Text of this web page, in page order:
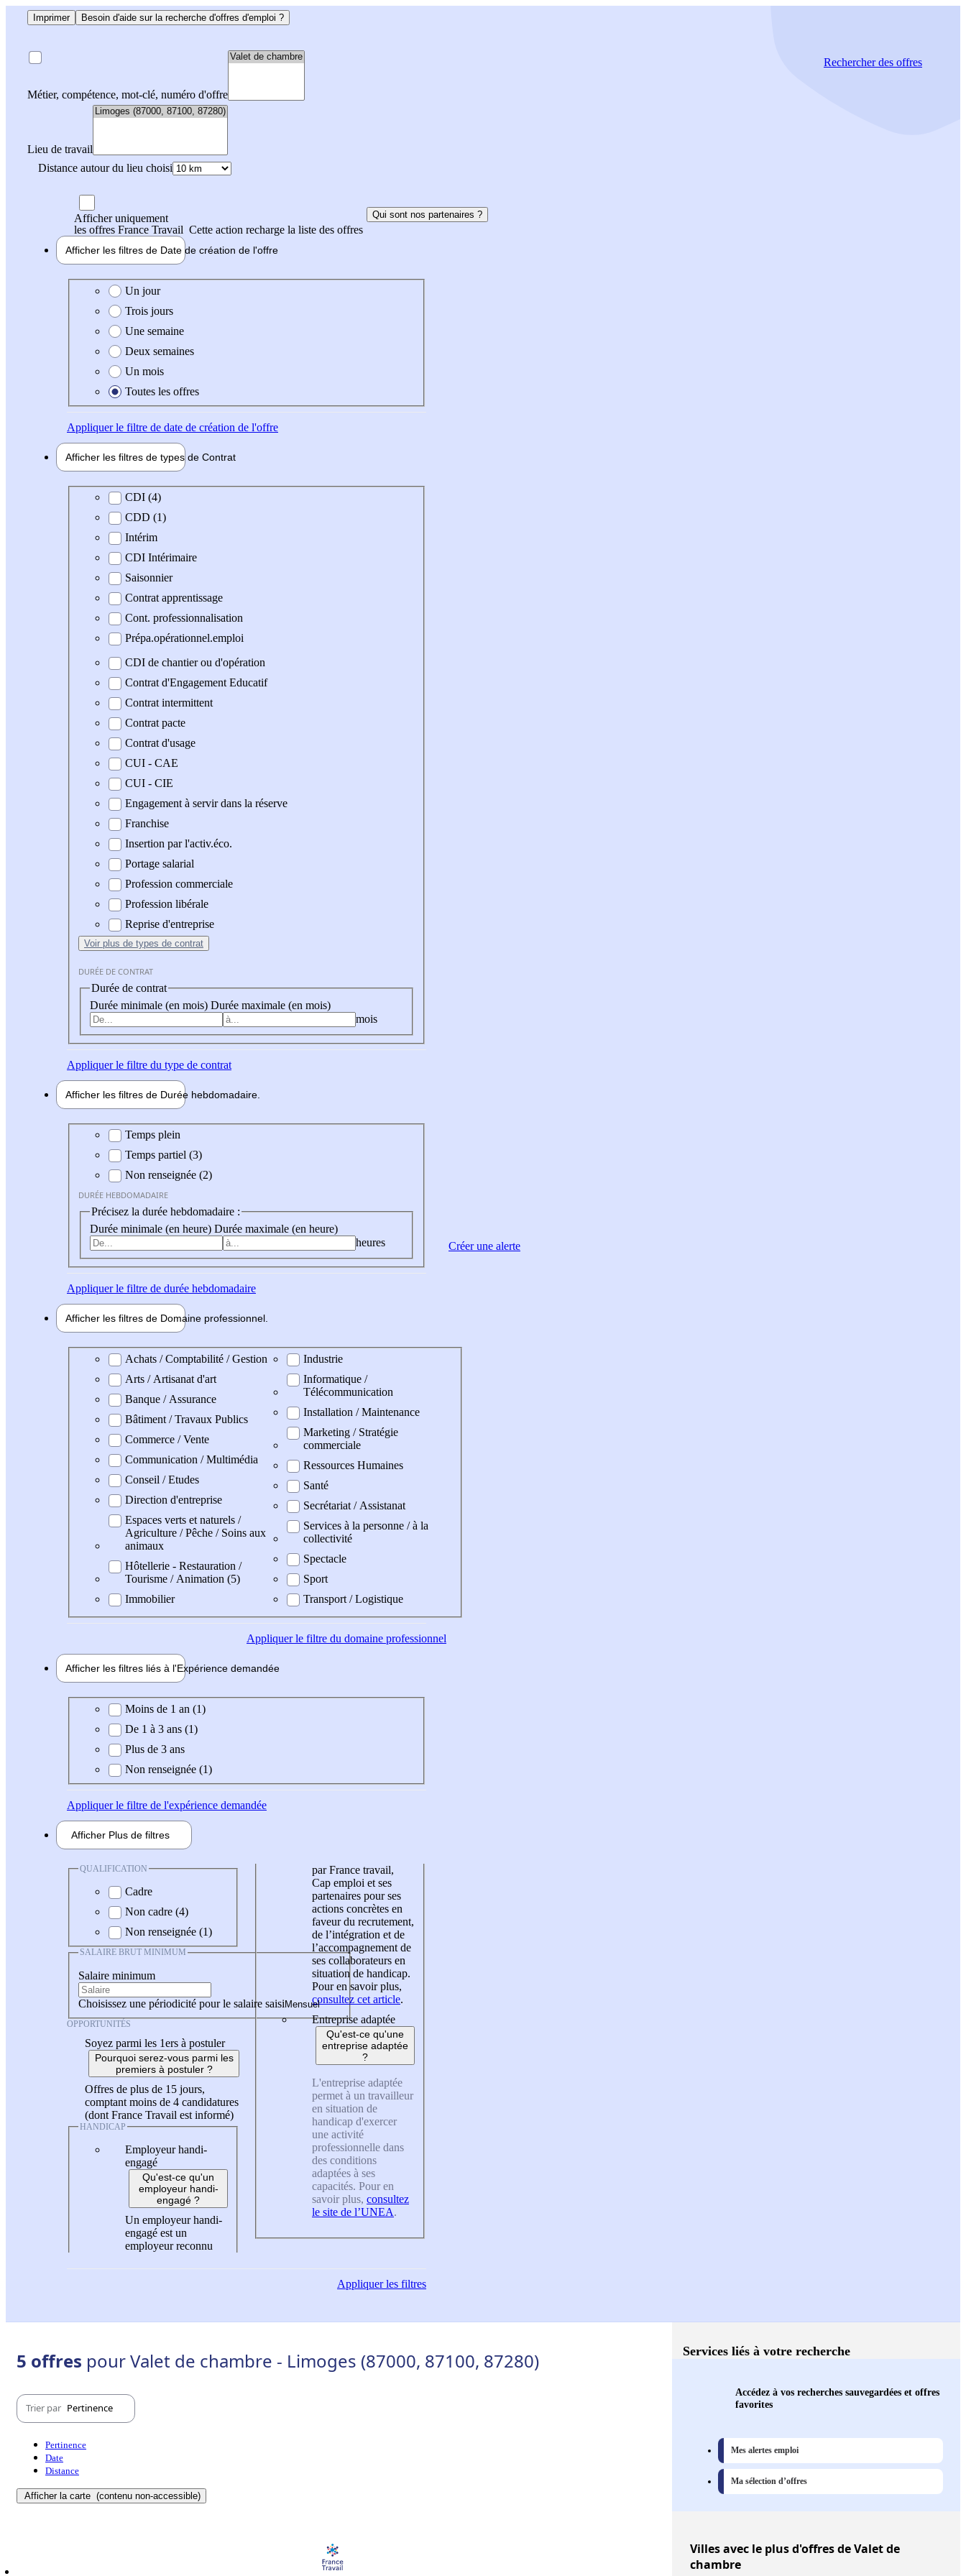
Imprimer Besoin d'aide sur la recherche d'offres d'emploi ?
Métier, compétence, mot-clé, numéro d'offre
Lieu de travail
Distance autour du lieu choisi
Rechercherdes offres
Afficher uniquement
les offres France Travail Cette action recharge la liste des offres
Qui sont nos partenaires ?
Afficher les filtres de Date de création de l'offre
Date de création de l'offre
Un jour
Trois jours
Une semaine
Deux semaines
Un mois
Toutes les offres
Appliquerle filtre de date de création de l'offre
Afficher les filtres de types de Contrat
Type de contrat
CDI (4)
CDD (1)
Intérim
CDI Intérimaire
Saisonnier
Contrat apprentissage
Cont. professionnalisation
Prépa.opérationnel.emploi
CDI de chantier ou d'opération
Contrat d'Engagement Educatif
Contrat intermittent
Contrat pacte
Contrat d'usage
CUI - CAE
CUI - CIE
Engagement à servir dans la réserve
Franchise
Insertion par l'activ.éco.
Portage salarial
Profession commerciale
Profession libérale
Reprise d'entreprise
Voir plus de types de contrat
DURÉE DE CONTRAT
Durée de contrat
Durée minimale (en mois) Durée maximale (en mois)
mois
Appliquerle filtre du type de contrat
Afficher les filtres de Durée hebdomadaire
Durée hebdomadaire
Temps plein
Temps partiel (3)
Non renseignée (2)
DURÉE HEBDOMADAIRE
Précisez la durée hebdomadaire :
Durée minimale (en heure) Durée maximale (en heure)
heures
Appliquerle filtre de durée hebdomadaire
Afficher les filtres de Domaine professionnel
Domaine professionel
Achats / Comptabilité / Gestion
Arts / Artisanat d'art
Banque / Assurance
Bâtiment / Travaux Publics
Commerce / Vente
Communication / Multimédia
Conseil / Etudes
Direction d'entreprise
Espaces verts et naturels /
Agriculture / Pêche / Soins aux
animaux
Hôtellerie - Restauration /
Tourisme / Animation (5)
Immobilier
Industrie
Informatique /
Télécommunication
Installation / Maintenance
Marketing / Stratégie
commerciale
Ressources Humaines
Santé
Secrétariat / Assistanat
Services à la personne / à la
collectivité
Spectacle
Sport
Transport / Logistique
Appliquerle filtre du domaine professionnel
Afficher les filtres liés à l'Expérience demandée
Expérience demandée
Moins de 1 an (1)
De 1 à 3 ans (1)
Plus de 3 ans
Non renseignée (1)
Appliquerle filtre de l'expérience demandée
Afficher Plus de filtres
QUALIFICATION
Cadre
Non cadre (4)
Non renseignée (1)
SALAIRE BRUT MINIMUM
Salaire minimum
Choisissez une périodicité pour le salaire saisi
OPPORTUNITÉS
Soyez parmi les 1ers à postuler
Pourquoi serez-vous parmi les
premiers à postuler ?
Offres de plus de 15 jours,
comptant moins de 4 candidatures
(dont France Travail est informé)
HANDICAP
Employeur handi-
engagé
Qu'est-ce qu'un
employeur handi-
engagé ?
Un employeur handi-
engagé est un
employeur reconnu
par France travail,
Cap emploi et ses
partenaires pour ses
actions concrètes en
faveur du recrutement,
de l’intégration et de
l’accompagnement de
ses collaborateurs en
situation de handicap.
Pour en savoir plus,
consultez cet article.
Entreprise adaptée
Qu'est-ce qu'une
entreprise adaptée
?
L'entreprise adaptée
permet à un travailleur
en situation de
handicap d'exercer
une activité
professionnelle dans
des conditions
adaptées à ses
capacités. Pour en
savoir plus, consultez
le site de l’UNEA.
Appliquerles filtres
Créer une alerte
5 offres pour Valet de chambre - Limoges (87000, 87100, 87280)
Trier par Pertinence
Pertinence
Date
Distance
Afficher la carte (contenu non-accessible)
Services liés à votre recherche
Accédez à vos recherches sauvegardées et offres
favorites
Mes alertes emploi
Ma sélection d’offres
Villesavec le plus d'offres de Valet de
chambre